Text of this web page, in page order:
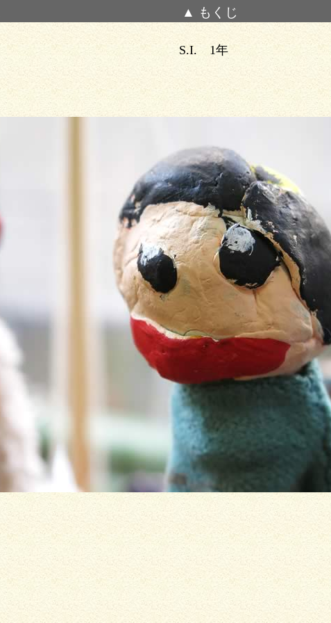
S.I. 1年
▲ もくじ